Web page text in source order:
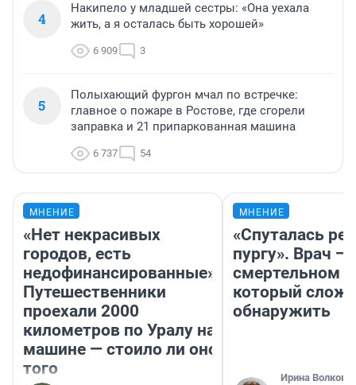
4
Накипело у младшей сестры: «Она уехала
жить, а я осталась быть хорошей»
6 909 3
5
Полыхающий фургон мчал по встречке:
главное о пожаре в Ростове, где сгорели
заправка и 21 припаркованная машина
6 737 54
МНЕНИЕ
«Нет некрасивых
городов, есть
недофинансированные».
Путешественники
проехали 2000
километров по Уралу на
машине — стоило ли оно
того
МНЕНИЕ
«Спуталась
пургу». Врач —
смертельном
который
обнаружить
Ирина Волкова